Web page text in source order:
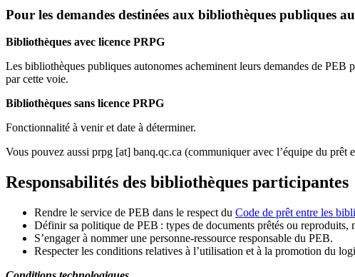
Pour les demandes destinées aux bibliothèques publiques
Bibliothèques avec licence PRPG
Les bibliothèques publiques autonomes acheminent leurs demandes de PEB
par cette voie.
Bibliothèques sans licence PRPG
Fonctionnalité à venir et date à déterminer.
Vous pouvez aussi prpg [at] banq.qc.ca (communiquer avec l’équipe du prêt
Responsabilités des bibliothèques participantes
Rendre le service de PEB dans le respect du Code de prêt entre les
Définir sa politique de PEB : types de documents prêtés ou
S’engager à nommer une personne-ressource responsable du PEB.
Respecter les conditions relatives à l’utilisation et à la promotion du